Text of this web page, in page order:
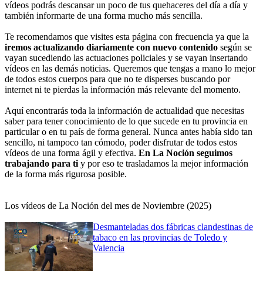
vídeos podrás descansar un poco de tus quehaceres del día a día y
también informarte de una forma mucho más sencilla.
Te recomendamos que visites esta página con frecuencia ya que la
iremos actualizando diariamente con nuevo contenido según se
vayan sucediendo las actuaciones policiales y se vayan insertando
vídeos en las demás noticias. Queremos que tengas a mano lo mejor
de todos estos cuerpos para que no te disperses buscando por
internet ni te pierdas la información más relevante del momento.
Aquí encontrarás toda la información de actualidad que necesitas
saber para tener conocimiento de lo que sucede en tu provincia en
particular o en tu país de forma general. Nunca antes había sido tan
sencillo, ni tampoco tan cómodo, poder disfrutar de todos estos
vídeos de una forma ágil y efectiva. En La Noción seguimos
trabajando para ti y por eso te trasladamos la mejor información
de la forma más rigurosa posible.
Los vídeos de La Noción del mes de Noviembre (2025)
Desmanteladas dos fábricas clandestinas de
tabaco en las provincias de Toledo y
Valencia